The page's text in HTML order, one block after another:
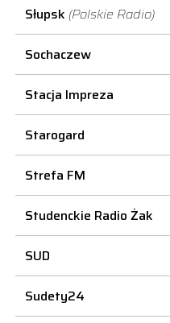
Słupsk (Polskie Radio)
Sochaczew
Stacja Impreza
Starogard
Strefa FM
Studenckie Radio Żak
SUD
Sudety24